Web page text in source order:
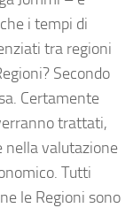
i tempi di
tra regioni
Secondo
Certamente
trattati,
nella valutazione
Tutti
le Regioni sono